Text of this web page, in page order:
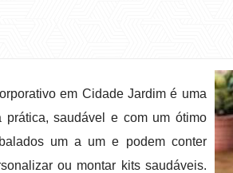
em Cidade Jardim é uma
prática, saudável e com um ótimo
um a um e podem conter
ou montar kits saudáveis.